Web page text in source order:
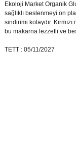
Ekoloji Market Organik
sağlıklı beslenmeyi ön
sindirimi kolaydır.
bu makarna lezzetli ve
TETT : 05/11/2027
Bu ürünün fiyat
konularda yetersiz